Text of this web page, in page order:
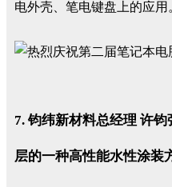
电外壳、笔电键盘上的应用
7. 钧纬新材料总经理 许
层的一种高性能水性涂装